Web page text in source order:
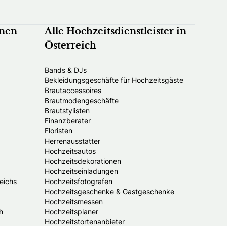
Alle Hochzeitsdienstleister in
Österreich
Bands & DJs
Bekleidungsgeschäfte für Hochzeitsgäste
Brautaccessoires
Brautmodengeschäfte
Brautstylisten
Finanzberater
Floristen
Herrenausstatter
Hochzeitsautos
Hochzeitsdekorationen
Hochzeitseinladungen
Hochzeitsfotografen
Hochzeitsgeschenke & Gastgeschenke
Hochzeitsmessen
Hochzeitsplaner
Hochzeitstortenanbieter